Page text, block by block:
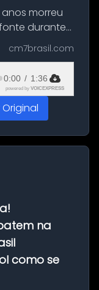
morreu
durante
Copa do
em
Salamanca,
cm7brasil.com
0:00 / 1:36
powered by VOICEXPRESS
Original
na
como se